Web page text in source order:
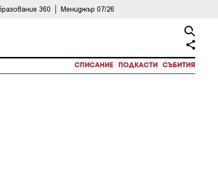
360 Мениджър 07/26
СПИСАНИЕ ПОДКАСТИ СЪБИТИЯ